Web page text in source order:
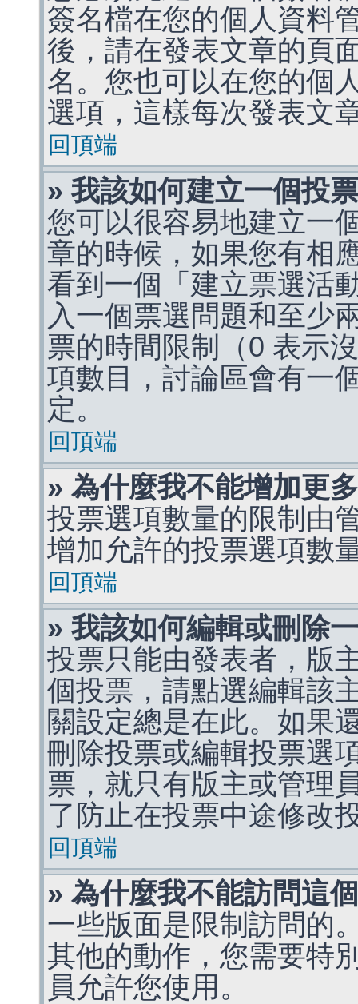
簽名檔在您的個人資料
後，請在發表文章的頁
名。您也可以在您的個
選項，這樣每次發表文
回頂端
» 我該如何建立一個投
您可以很容易地建立一
章的時候，如果您有相
看到一個「建立票選活
入一個票選問題和至少
票的時間限制（0 表示
項數目，討論區會有一
定。
回頂端
» 為什麼我不能增加更
投票選項數量的限制由
增加允許的投票選項數
回頂端
» 我該如何編輯或刪除
投票只能由發表者，版
個投票，請點選編輯該
關設定總是在此。如果
刪除投票或編輯投票選
票，就只有版主或管理
了防止在投票中途修改
回頂端
» 為什麼我不能訪問這
一些版面是限制訪問的
其他的動作，您需要特
員允許您使用。